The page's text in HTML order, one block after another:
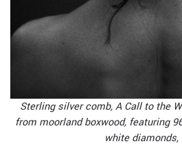
Sterling silver comb, A Call to the
from moorland boxwood, featuring
white diamonds,